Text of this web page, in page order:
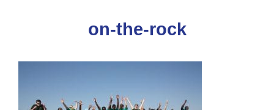
on-the-rock